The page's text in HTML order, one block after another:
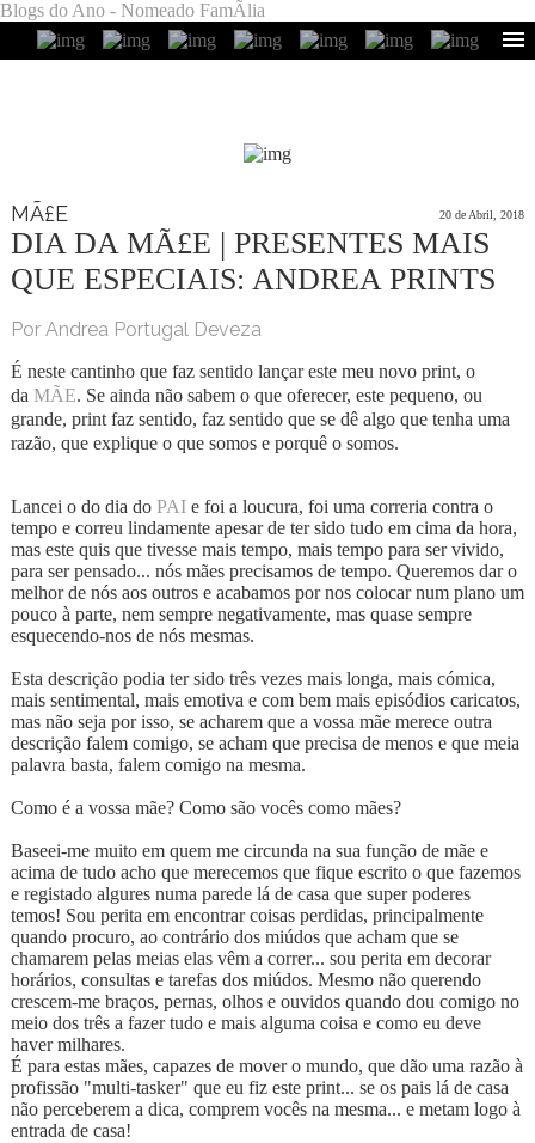
Blogs do Ano - Nomeado FamÃ­lia
MÃ£E 20 de Abril, 2018
DIA DA MÃ£E | PRESENTES MAIS
QUE ESPECIAIS: ANDREA PRINTS
Por Andrea Portugal Deveza
É neste cantinho que faz sentido lançar este meu novo print, o
da MÃE. Se ainda não sabem o que oferecer, este pequeno, ou
grande, print faz sentido, faz sentido que se dê algo que tenha uma
razão, que explique o que somos e porquê o somos.
Lancei o do dia do PAIe foi a loucura, foi uma correria contra o
tempo e correu lindamente apesar de ter sido tudo em cima da hora,
mas este quis que tivesse mais tempo, mais tempo para ser vivido,
para ser pensado... nós mães precisamos de tempo. Queremos dar o
melhor de nós aos outros e acabamos por nos colocar num plano um
pouco à parte, nem sempre negativamente, mas quase sempre
esquecendo-nos de nós mesmas.
Esta descrição podia ter sido três vezes mais longa, mais cómica,
mais sentimental, mais emotiva e com bem mais episódios caricatos,
mas não seja por isso, se acharem que a vossa mãe merece outra
descrição falem comigo, se acham que precisa de menos e que meia
palavra basta, falem comigo na mesma.
Como é a vossa mãe? Como são vocês como mães?
Baseei-me muito em quem me circunda na sua função de mãe e
acima de tudo acho que merecemos que fique escrito o que fazemos
e registado algures numa parede lá de casa que super poderes
temos! Sou perita em encontrar coisas perdidas, principalmente
quando procuro, ao contrário dos miúdos que acham que se
chamarem pelas meias elas vêm a correr... sou perita em decorar
horários, consultas e tarefas dos miúdos. Mesmo não querendo
crescem-me braços, pernas, olhos e ouvidos quando dou comigo no
meio dos três a fazer tudo e mais alguma coisa e como eu deve
haver milhares.
É para estas mães, capazes de mover o mundo, que dão uma razão à
profissão "multi-tasker" que eu fiz este print... se os pais lá de casa
não perceberem a dica, comprem vocês na mesma... e metam logo à
entrada de casa!